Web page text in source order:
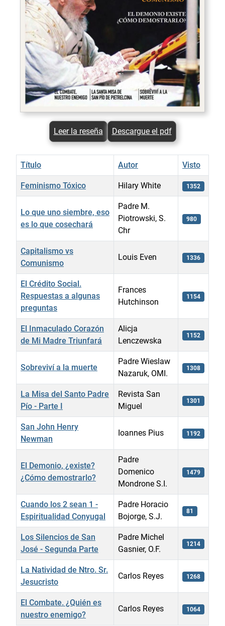
Leer la reseña Descargue el pdf
Título Autor Visto
Feminismo Tóxico Hilary White 1352
Lo que uno siembre, eso
es lo que cosechará
Padre M.
Piotrowski, S.
Chr
980
Capitalismo vs
Comunismo
Louis Even 1336
El Crédito Social.
Respuestas a algunas
preguntas
Frances
Hutchinson
1154
El Inmaculado Corazón
de Mi Madre Triunfará
Alicja
Lenczewska
1152
Sobreviví a la muerte
Padre Wieslaw
Nazaruk, OMI.
1308
La Misa del Santo Padre
Pío - Parte I
Revista San
Miguel
1301
San John Henry
Newman
Ioannes Pius 1192
El Demonio, ¿existe?
¿Cómo demostrarlo?
Padre
Domenico
Mondrone S.I.
1479
Cuando los 2 sean 1 -
Espiritualidad Conyugal
Padre Horacio
Bojorge, S.J.
81
Los Silencios de San
José - Segunda Parte
Padre Michel
Gasnier, O.F.
1214
La Natividad de Ntro. Sr.
Jesucristo
Carlos Reyes 1268
El Combate. ¿Quién es
nuestro enemigo?
Carlos Reyes 1064